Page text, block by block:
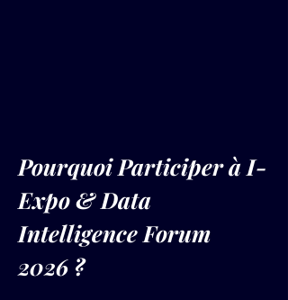
Pourquoi Participer à I-
Expo & Data
Intelligence Forum
2026 ?